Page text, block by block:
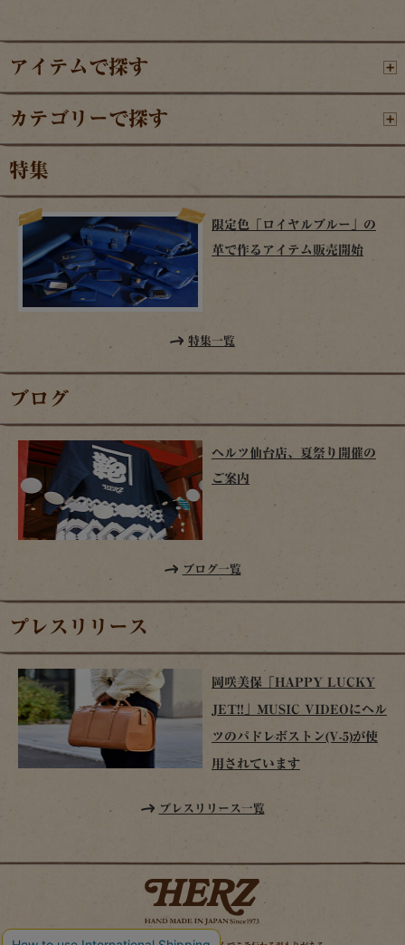
アイテムで探す
カテゴリーで探す
特集
限定色「ロイヤルブルー」の
革で作るアイテム販売開始
特集一覧
ブログ
ヘルツ仙台店、夏祭り開催の
ご案内
ブログ一覧
プレスリリース
岡咲美保「HAPPY LUCKY
JET!!」MUSIC VIDEOにヘル
ツのパドレボストン(V-5)が使
用されています
プレスリリース一覧